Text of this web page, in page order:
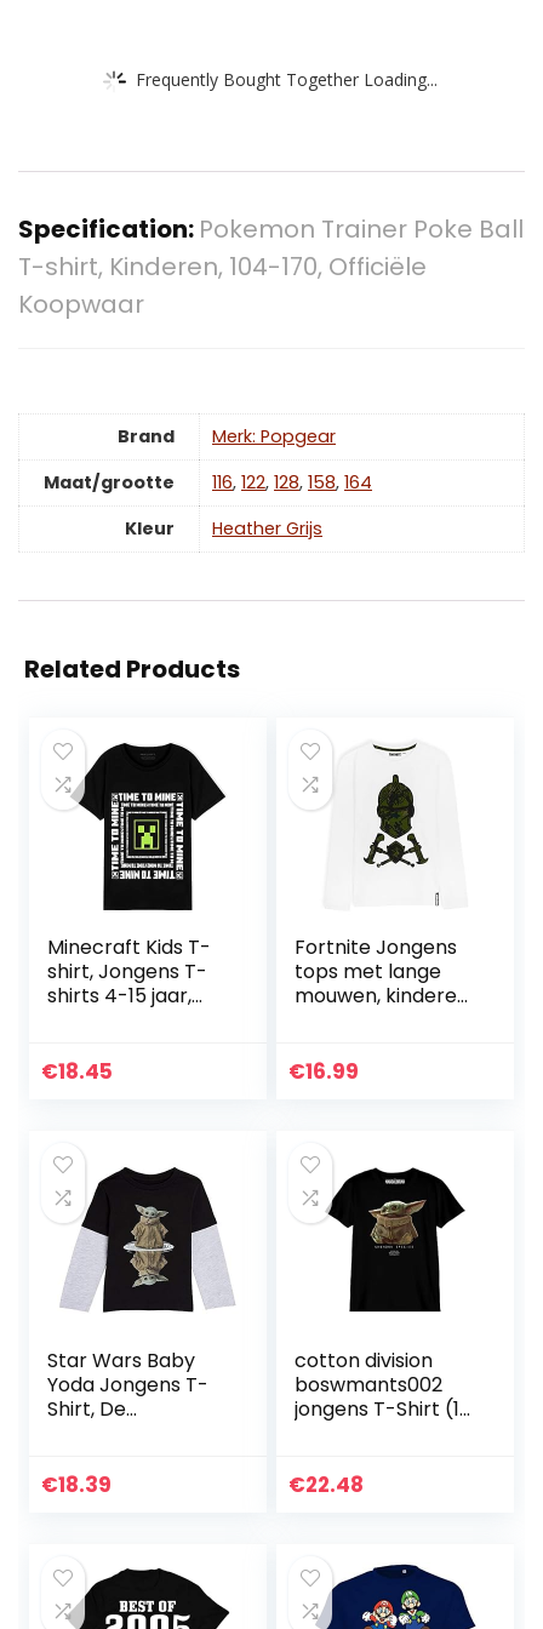
Frequently Bought Together Loading...
Specification: Pokemon Trainer Poke Ball
T-shirt, Kinderen, 104-170, Officiële
Koopwaar
Brand
Merk: Popgear
Maat/grootte
‎116, 122, 128, 158, 164
Kleur
Heather Grijs
Related Products
Minecraft Kids T-
shirt, Jongens T-
shirts 4-15 jaar,
€18.45
Fortnite Jongens
tops met lange
mouwen, kinderen
cadeaus voor
€16.99
Star Wars Baby
Yoda Jongens T-
Shirt, De
Zwart en Grijs
€18.39
cotton division
boswmants002
jongens T-Shirt (1-
€22.48